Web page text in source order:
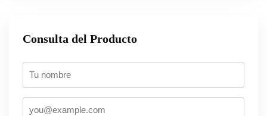
Consulta del Producto